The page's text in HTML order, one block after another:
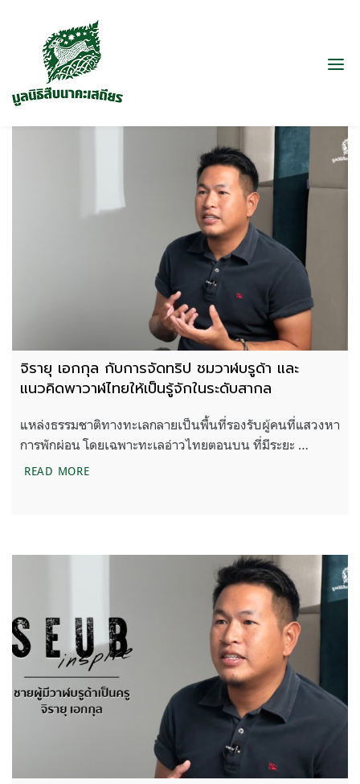
จิรายุ เอกกุล กับการจัดทริป ชมวาฬบรูด้า และ
แนวคิดพาวาฬไทยให้เป็นรู้จักในระดับสากล
แหล่งธรรมชาติทางทะเลกลายเป็นพื้นที่รองรับผู้คนที่แสวงหา
การพักผ่อน โดยเฉพาะทะเลอ่าวไทยตอนบน ที่มีระยะ …
READ MOREจิรายุ เอกกุล กับการจัดทริป ชมวาฬบรูด้า และแนวคิด